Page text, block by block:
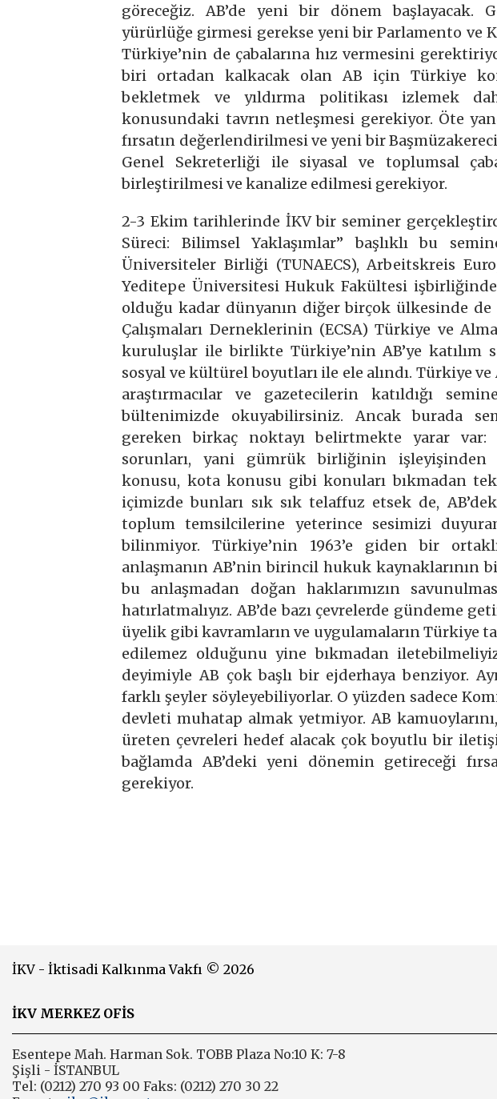
göreceğiz. AB’de yeni bir dönem başlayacak.
yürürlüğe girmesi gerekse yeni bir Parlamento ve
Türkiye’nin de çabalarına hız vermesini
biri ortadan kalkacak olan AB için Türkiye
bekletmek ve yıldırma politikası izlemek
konusundaki tavrın netleşmesi gerekiyor. Öte
fırsatın değerlendirilmesi ve yeni bir
Genel Sekreterliği ile siyasal ve toplumsal
birleştirilmesi ve kanalize edilmesi gerekiyor.
2-3 Ekim tarihlerinde İKV bir seminer
Süreci: Bilimsel Yaklaşımlar” başlıklı bu
Üniversiteler Birliği (TUNAECS), Arbeitskreis
Yeditepe Üniversitesi Hukuk Fakültesi
olduğu kadar dünyanın diğer birçok ülkesinde
Çalışmaları Derneklerinin (ECSA) Türkiye ve
kuruluşlar ile birlikte Türkiye’nin AB’ye katılım
sosyal ve kültürel boyutları ile ele alındı. Türkiye
araştırmacılar ve gazetecilerin katıldığı
bültenimizde okuyabilirsiniz. Ancak burada
gereken birkaç noktayı belirtmekte yarar var:
sorunları, yani gümrük birliğinin işleyişinden
konusu, kota konusu gibi konuları bıkmadan
içimizde bunları sık sık telaffuz etsek de,
toplum temsilcilerine yeterince sesimizi
bilinmiyor. Türkiye’nin 1963’e giden bir
anlaşmanın AB’nin birincil hukuk kaynaklarının
bu anlaşmadan doğan haklarımızın
hatırlatmalıyız. AB’de bazı çevrelerde gündeme
üyelik gibi kavramların ve uygulamaların Türkiye
edilemez olduğunu yine bıkmadan
deyimiyle AB çok başlı bir ejderhaya benziyor.
farklı şeyler söyleyebiliyorlar. O yüzden sadece
devleti muhatap almak yetmiyor. AB
üreten çevreleri hedef alacak çok boyutlu bir
bağlamda AB’deki yeni dönemin getireceği
gerekiyor.
İKV - İktisadi Kalkınma Vakfı © 2026
İKV MERKEZ OFİS
Esentepe Mah. Harman Sok. TOBB Plaza No:10 K: 7-8
Şişli - İSTANBUL
Tel: (0212) 270 93 00 Faks: (0212) 270 30 22